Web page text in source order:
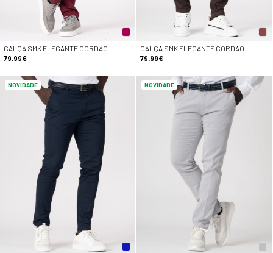
CALÇA SMK ELEGANTE CORDAO
79.99€
CALÇA SMK ELEGANTE CORDAO
79.99€
NOVIDADE NOVIDADE